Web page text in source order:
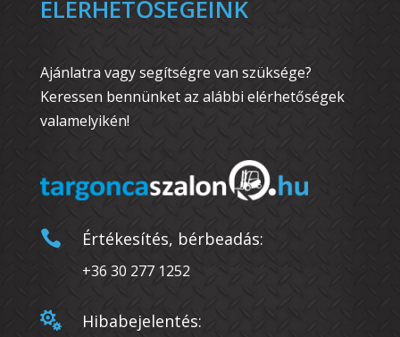
ELÉRHETŐSÉGEINK
Ajánlatra vagy segítségre van szüksége?
Keressen bennünket az alábbi elérhetőségek
valamelyikén!
 Értékesítés, bérbeadás:
+36 30 277 1252
 Hibabejelentés: